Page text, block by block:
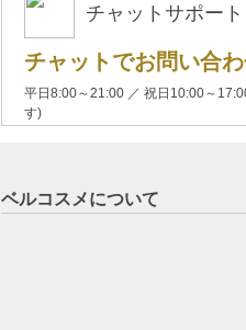
チャットサポート
チャットでお問い合
平日8:00～21:00 ／ 祝日10:00～
す)
ベルコスメについて